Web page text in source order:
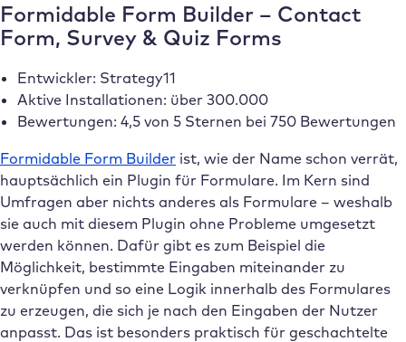
Formidable Form Builder – Contact
Form, Survey & Quiz Forms
Entwickler: Strategy11
Aktive Installationen: über 300.000
Bewertungen: 4,5 von 5 Sternen bei 750 Bewertungen
Formidable Form Builder ist, wie der Name schon verrät,
hauptsächlich ein Plugin für Formulare. Im Kern sind
Umfragen aber nichts anderes als Formulare – weshalb
sie auch mit diesem Plugin ohne Probleme umgesetzt
werden können. Dafür gibt es zum Beispiel die
Möglichkeit, bestimmte Eingaben miteinander zu
verknüpfen und so eine Logik innerhalb des Formulares
zu erzeugen, die sich je nach den Eingaben der Nutzer
anpasst. Das ist besonders praktisch für geschachtelte